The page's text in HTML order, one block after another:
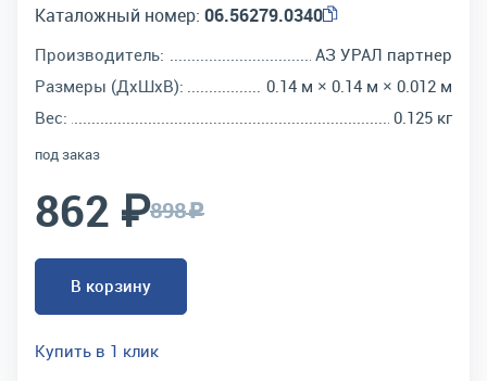
Каталожный номер: 06.56279.0340
Производитель:
АЗ УРАЛ партнер
Размеры (ДхШхВ):
0.14 м × 0.14 м × 0.012 м
Вес:
0.125 кг
под заказ
862 ₽898c
В корзину
Купить в 1 клик